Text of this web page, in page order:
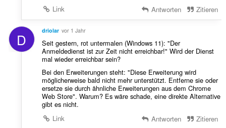
Link
Antworten Zitieren
D driolar vor 1 Jahr
Seit gestern, rot untermalen (Windows 11): "Der
Anmeldedienst ist zur Zeit nicht erreichbar!" Wird der Dienst
mal wieder erreichbar sein?
Bei den Erweiterungen steht: "Diese Erweiterung wird
möglicherweise bald nicht mehr unterstützt. Entferne sie oder
ersetze sie durch ähnliche Erweiterungen aus dem Chrome
Web Store". Warum? Es wäre schade, eine direkte Alternative
gibt es nicht.
Link
Antworten Zitieren